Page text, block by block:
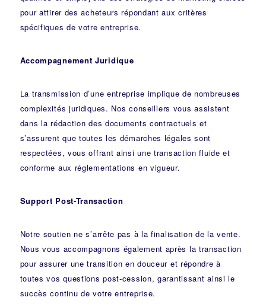
pour attirer des acheteurs répondant aux critères
spécifiques de votre entreprise.
Accompagnement Juridique
La transmission d’une entreprise implique de nombreuses
complexités juridiques. Nosconseillers vous assistent
dans la rédaction des documents contractuels et
s’assurent que toutes les démarches légales sont
respectées, vous offrant ainsi une transaction fluide et
conforme aux réglementations en vigueur.
Support Post-Transaction
Notre soutien ne s’arrête pas à la finalisation de la vente.
Nous vous accompagnons également après la transaction
pour assurer une transition en douceur et répondre à
toutes vos questions post-cession, garantissant ainsi le
succès continu de votre entreprise.